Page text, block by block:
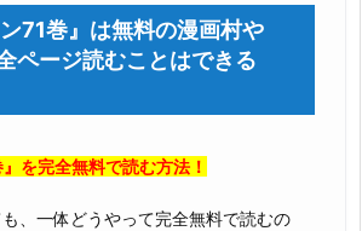
ン71巻』は無料の漫画村や
ページ読むことはできる
』を完全無料で読む方法！
、一体どうやって完全無料で読むの